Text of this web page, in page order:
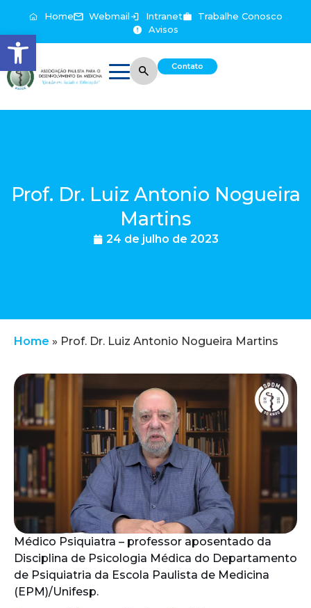
Abrir a barra de ferramentas
Home Webmail Intranet
Trabalhe Conosco
Avisos
Contato
Prof. Dr. Luiz Antonio Nogueira
Martins
24 de julho de 2023
Home » Prof. Dr. Luiz Antonio Nogueira Martins
Médico Psiquiatra – professor aposentado da
Disciplina de Psicologia Médica do Departamento
de Psiquiatria da Escola Paulista de Medicina
(EPM)/Unifesp.